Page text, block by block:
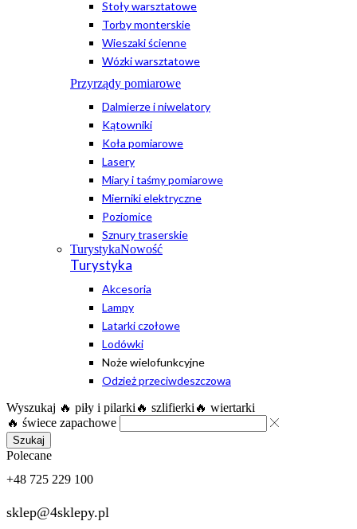
Stoły warsztatowe
Torby monterskie
Wieszaki ścienne
Wózki warsztatowe
Przyrządy pomiarowe
Dalmierze i niwelatory
Kątowniki
Koła pomiarowe
Lasery
Miary i taśmy pomiarowe
Mierniki elektryczne
Poziomice
Sznury traserskie
TurystykaNowość
Turystyka
Akcesoria
Lampy
Latarki czołowe
Lodówki
Noże wielofunkcyjne
Odzież przeciwdeszczowa
Wyszukaj 🔥 piły i pilarki 🔥 szlifierki 🔥 wiertarki
🔥 świece zapachowe
Szukaj
Polecane
+48 725 229 100
sklep@4sklepy.pl